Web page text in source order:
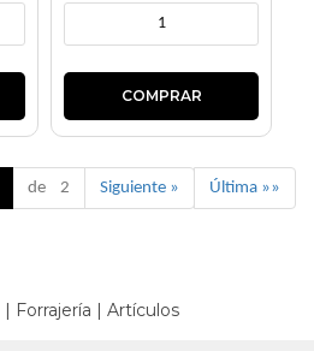
de 2 Siguiente » Última »»
| Forrajería | Artículos